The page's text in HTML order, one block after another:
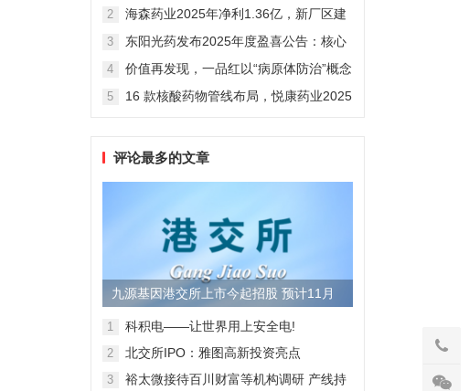
感染防治
2
海森药业2025年净利1.36亿，新厂区建
3
东阳光药发布2025年度盈喜公告：核心
维度
4
价值再发现，一品红以“病原体防治”概念
5
16 款核酸药物管线布局，悦康药业2025
评论最多的文章
九源基因港交所上市今起招股 预计11月
28日上市
1 科积电——让世界用上安全电!
2 北交所IPO：雅图高新投资亮点
3
裕太微接待百川财富等机构调研 产线持